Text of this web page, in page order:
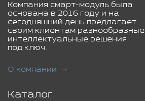
Компания смарт-модуль была
основана в 2016 году и на
сегодняшний день предлагает
своим клиентам разнообразные
интеллектуальные решения
под ключ.
О компании
Каталог